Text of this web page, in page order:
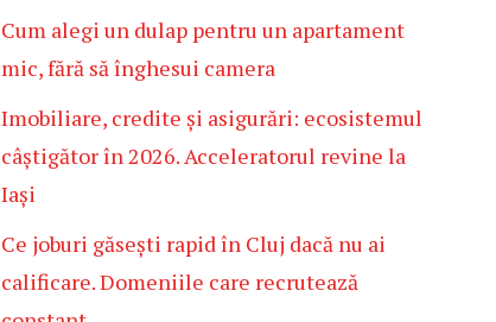
Cum alegi un dulap pentru un apartament
mic, fără să înghesui camera
Imobiliare, credite și asigurări: ecosistemul
câștigător în 2026. Acceleratorul revine la
Iași
Ce joburi găsești rapid în Cluj dacă nu ai
calificare. Domeniile care recrutează